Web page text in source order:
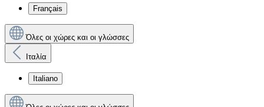
Français
Όλες οι χώρες και οι γλώσσες
Ιταλία
Italiano